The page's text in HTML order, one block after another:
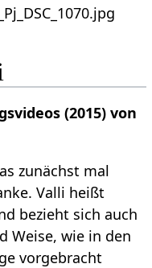
(2015) von
zunächst mal
Valli heißt
bezieht sich auch
Weise, wie in den
vorgebracht